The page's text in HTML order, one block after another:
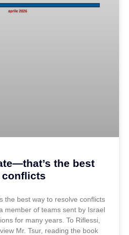
the best
conflicts
the best way to resolve conflicts
member of teams sent by Israel
for many years. To Riflessi,
Mr. Tsur, reading the book